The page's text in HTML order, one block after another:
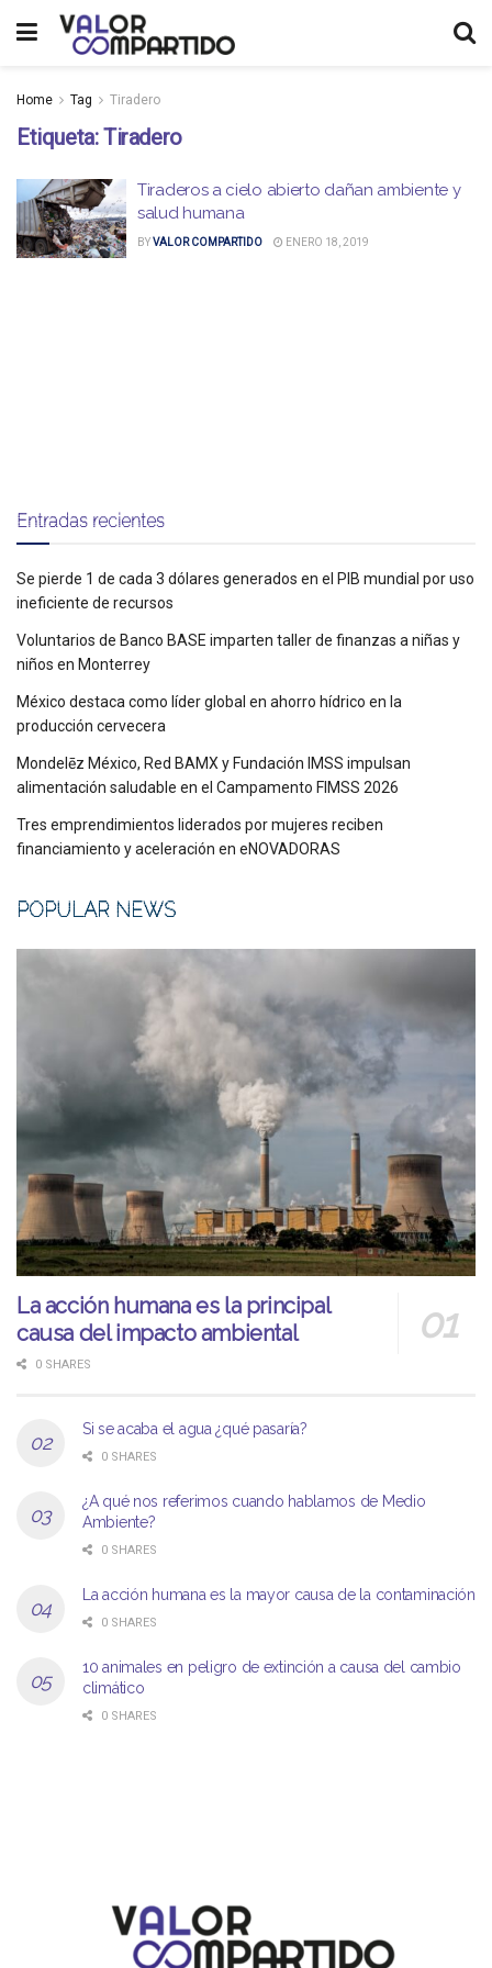
Home Tag Tiradero
Etiqueta:Tiradero
Tiraderos a cielo abierto dañan ambiente y
salud humana
BYVALOR COMPARTIDO ENERO 18, 2019
Entradas recientes
Se pierde 1 de cada 3 dólares generados en el PIB mundial por uso
ineficiente de recursos
Voluntarios de Banco BASE imparten taller de finanzas a niñas y
niños en Monterrey
México destaca como líder global en ahorro hídrico en la
producción cervecera
Mondelēz México, Red BAMX y Fundación IMSS impulsan
alimentación saludable en el Campamento FIMSS 2026
Tres emprendimientos liderados por mujeres reciben
financiamiento y aceleración en eNOVADORAS
POPULAR NEWS
La acción humana es la principal
causa del impacto ambiental
0 SHARES
Si se acaba el agua ¿qué pasaría?
0 SHARES
¿A qué nos referimos cuando hablamos de Medio
Ambiente?
0 SHARES
La acción humana es la mayor causa de la contaminación
0 SHARES
10 animales en peligro de extinción a causa del cambio
climático
0 SHARES